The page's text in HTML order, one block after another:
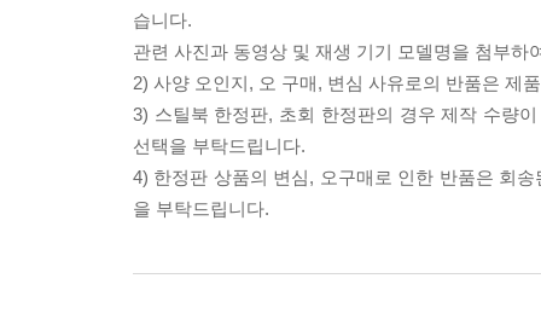
습니다.
관련 사진과 동영상 및 재생 기기 모델명을 첨부하
2) 사양 오인지, 오 구매, 변심 사유로의 반품은 제
3) 스틸북 한정판, 초회 한정판의 경우 제작 수량
선택을 부탁드립니다.
4) 한정판 상품의 변심, 오구매로 인한 반품은 회
을 부탁드립니다.